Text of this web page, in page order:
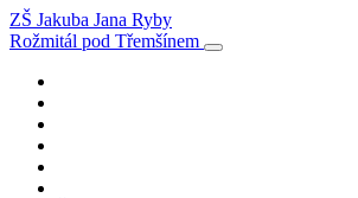
ZŠ Jakuba Jana Ryby
Rožmitál pod Třemšínem